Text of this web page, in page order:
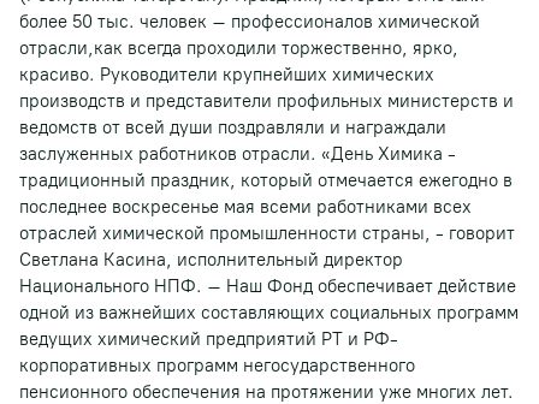
более 50 тыс. человек – профессионалов химической
отрасли,как всегда проходили торжественно, ярко,
красиво. Руководители крупнейших химических
производств и представители профильных министерств и
ведомств от всей души поздравляли и награждали
заслуженных работников отрасли. «День Химика -
традиционный праздник, который отмечается ежегодно в
последнее воскресенье мая всеми работниками всех
отраслей химической промышленности страны, - говорит
Светлана Касина, исполнительный директор
Национального НПФ. – Наш Фонд обеспечивает действие
одной из важнейших составляющих социальных программ
ведущих химический предприятий РТ и РФ-
корпоративных программ негосударственного
пенсионного обеспечения на протяжении уже многих лет.